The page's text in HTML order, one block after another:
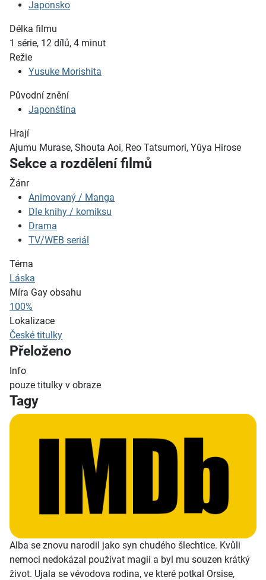
Japonsko
Délka filmu
1 série, 12 dílů, 4 minut
Režie
Yusuke Morishita
Původní znění
Japonština
Hrají
Ajumu Murase, Shouta Aoi, Reo Tatsumori, Yûya Hirose
Sekce a rozdělení filmů
Žánr
Animovaný / Manga
Dle knihy / komiksu
Drama
TV/WEB seriál
Téma
Láska
Míra Gay obsahu
100%
Lokalizace
České titulky
Přeloženo
Info
pouze titulky v obraze
Tagy
Alba se znovu narodil jako syn chudého šlechtice. Kvůli
nemoci nedokázal používat magii a byl mu souzen krátký
život. Ujala se vévodova rodina, ve které potkal Orsise,